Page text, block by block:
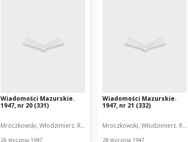
Wiadomości Mazurskie.
1947, nr 20 (331)
Mroczkowski, Włodzimierz. Red.
26 stycznia 1947
Wiadomości Mazurskie.
1947, nr 21 (332)
Mroczkowski, Włodzimierz. Red.
28 stycznia 1947